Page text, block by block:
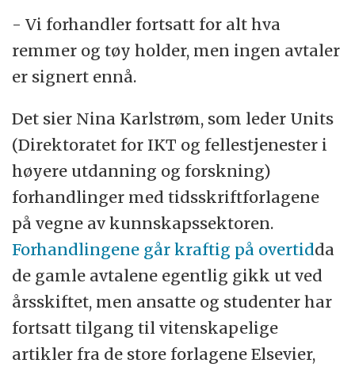
- Vi forhandler fortsatt for alt hva
remmer og tøy holder, men ingen avtaler
er signert ennå.
Det sier Nina Karlstrøm, som leder Units
(Direktoratet for IKT og fellestjenester i
høyere utdanning og forskning)
forhandlinger med tidsskriftforlagene
på vegne av kunnskapssektoren.
Forhandlingene går kraftig på overtidda
de gamle avtalene egentlig gikk ut ved
årsskiftet, men ansatte og studenter har
fortsatt tilgang til vitenskapelige
artikler fra de store forlagene Elsevier,